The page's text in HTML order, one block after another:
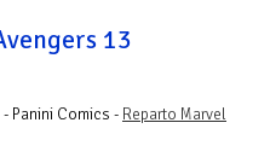
13
- Panini Comics - Reparto Marvel